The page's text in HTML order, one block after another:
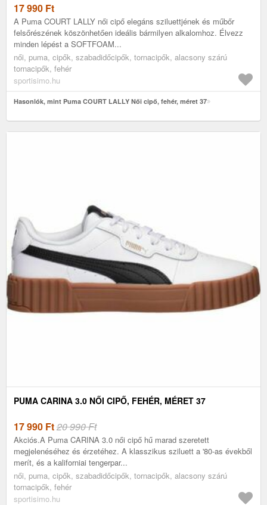
17 990 Ft
A Puma COURT LALLY női cipő elegáns sziluettjének és műbőr
felsőrészének köszönhetően ideális bármilyen alkalomhoz. Élvezz
minden lépést a SOFTFOAM...
női, puma, cipők, szabadidőcipők, tornacipők, alacsony szárú
tornacipők, fehér
sportisimo.hu
Hasonlók, mint Puma COURT LALLY Női cipő, fehér, méret 37
PUMA CARINA 3.0 NŐI CIPŐ, FEHÉR, MÉRET 37
17 990 Ft20 990 Ft
Akciós.A Puma CARINA 3.0 női cipő hű marad szeretett
megjelenéséhez és érzetéhez. A klasszikus sziluett a '80-as évekből
merít, és a kaliforniai tengerpar...
női, puma, cipők, szabadidőcipők, tornacipők, alacsony szárú
tornacipők, fehér
sportisimo.hu